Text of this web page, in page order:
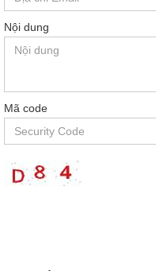
Nội dung
Mã code